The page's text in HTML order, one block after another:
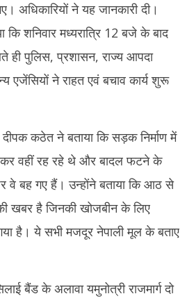
NOW VIEWING
फटा, यमुनोत्री राजमार्ग पर सिलाईबैंड के पास 8
अधिकारियों ने यह जानकारी दी।
कि शनिवार मध्यरात्रि 12 बजे के बाद
ही पुलिस, प्रशासन, राज्य आपदा
एजेंसियों ने राहत एवं बचाव कार्य शुरू
कठेत ने बताया कि सड़क निर्माण में
वहीं रह रहे थे और बादल फटने के
वे बह गए हैं। उन्होंने बताया कि आठ से
खबर है जिनकी खोजबीन के लिए
है। ये सभी मजदूर नेपाली मूल के बताए
बैंड के अलावा यमुनोत्री राजमार्ग दो